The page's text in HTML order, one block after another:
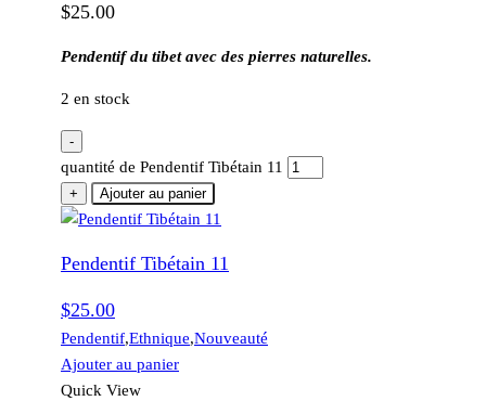
$25.00
Pendentif du tibet avec des pierres naturelles.
2 en stock
-
quantité de Pendentif Tibétain 11
+ Ajouter au panier
Pendentif Tibétain 11
$25.00
Pendentif,Ethnique,Nouveauté
Ajouter au panier
Quick View